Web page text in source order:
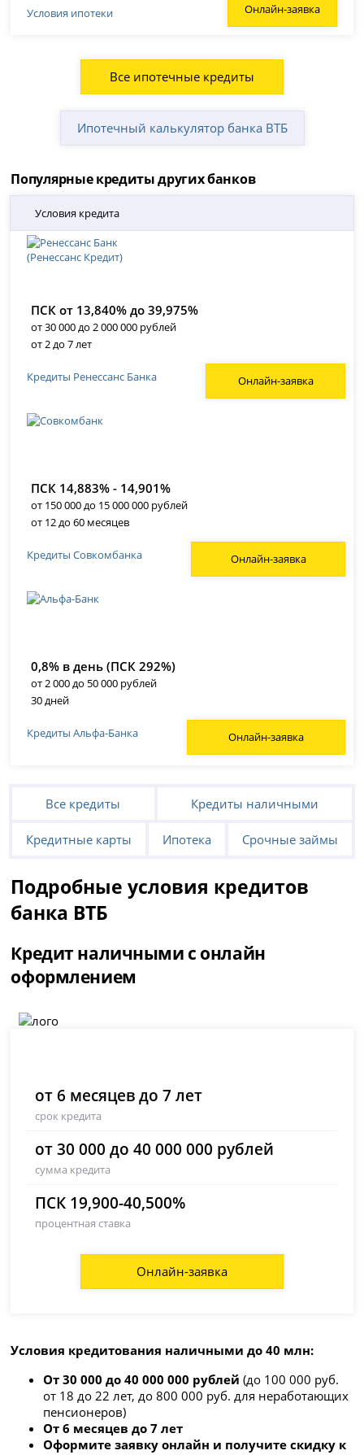
Условия ипотеки Онлайн-заявка
Все ипотечные кредиты
Ипотечный калькулятор банка ВТБ
Популярные кредиты других банков
Условия кредита
ПСК от 13,840% до 39,975%
от 30 000 до 2 000 000 рублей
от 2 до 7 лет
Онлайн-заявка
Кредиты Ренессанс Банка
ПСК 14,883% - 14,901%
от 150 000 до 15 000 000 рублей
от 12 до 60 месяцев
Онлайн-заявка
Кредиты Совкомбанка
0,8% в день (ПСК 292%)
от 2 000 до 50 000 рублей
30 дней
Онлайн-заявка
Кредиты Альфа-Банка
Все кредиты Кредиты наличными
Кредитные карты Ипотека Срочные займы
Подробные условия кредитов
банка ВТБ
Кредит наличными с онлайн
оформлением
Условия кредитования наличными до 40 млн:
От 30 000 до 40 000 000 рублей (до 100 000 руб.
от 18 до 22 лет, до 800 000 руб. для неработающих
пенсионеров)
От 6 месяцев до 7 лет
Оформите заявку онлайн и получите скидку к
от 6 месяцев до 7 лет
срок кредита
от 30 000 до 40 000 000 рублей
сумма кредита
ПСК 19,900-40,500%
процентная ставка
Онлайн-заявка